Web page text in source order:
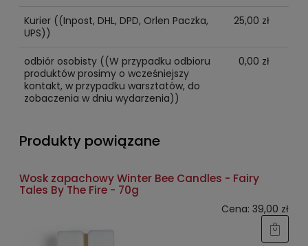
Kurier ((Inpost, DHL, DPD, Orlen Paczka,
UPS))
25,00 zł
odbiór osobisty ((W przypadku odbioru
produktów prosimy o wcześniejszy
kontakt, w przypadku warsztatów, do
zobaczenia w dniu wydarzenia))
0,00 zł
Produkty powiązane
Wosk zapachowy Winter Bee Candles - Fairy
Tales By The Fire - 70g
Cena: 39,00 zł